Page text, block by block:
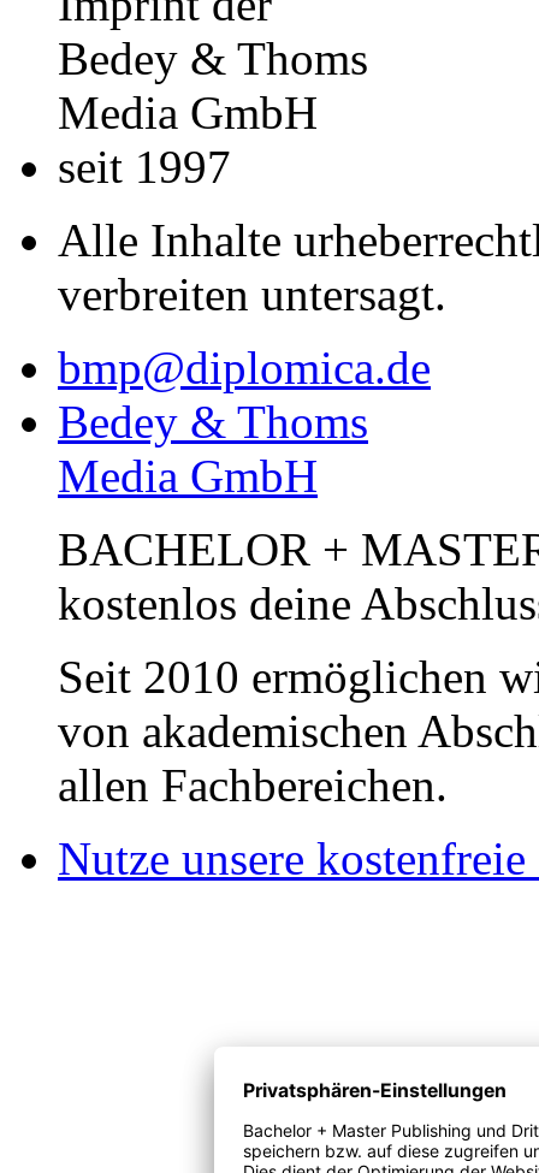
Bedey & Thoms
Media GmbH
seit 1997
Alle Inhalte
verbreiten untersagt.
bmp@diplomica.de
Bedey & Thoms
Media GmbH
BACHELOR +
kostenlos deine
Seit 2010 ermöglichen
von akademischen
allen Fachbereichen.
Nutze unsere